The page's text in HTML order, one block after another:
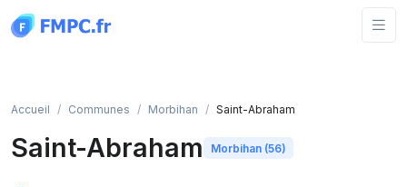
Accueil Communes Morbihan Saint-Abraham
Saint-Abraham Morbihan (56)
Panneau de gestion des cookies